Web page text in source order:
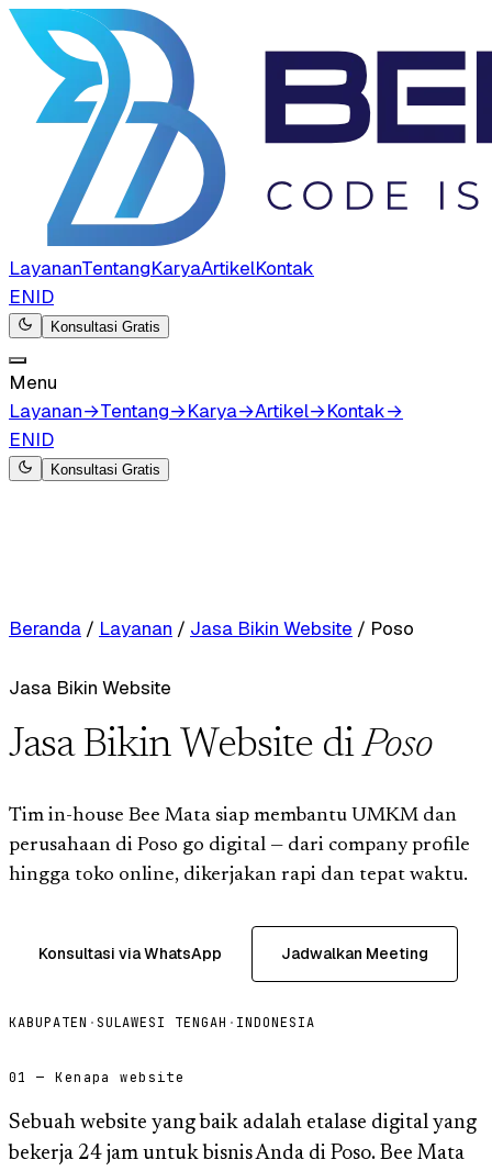
LayananTentangKaryaArtikelKontak
ENID
Konsultasi Gratis
Menu
Layanan→Tentang→Karya→Artikel→Kontak→
ENID
Konsultasi Gratis
Beranda / Layanan / Jasa Bikin Website / Poso
Jasa Bikin Website
Jasa Bikin Website diPoso
Tim in-house Bee Mata siap membantu UMKM dan
perusahaan di Poso go digital — dari company profile
hingga toko online, dikerjakan rapi dan tepat waktu.
Konsultasi via WhatsApp Jadwalkan Meeting
KABUPATEN · SULAWESI TENGAH · INDONESIA
01 — Kenapa website
Sebuah website yang baik adalah etalase digital yang
bekerja 24 jam untuk bisnis Anda di Poso. Bee Mata